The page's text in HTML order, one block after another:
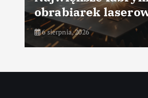
6 sierpnia, 2026